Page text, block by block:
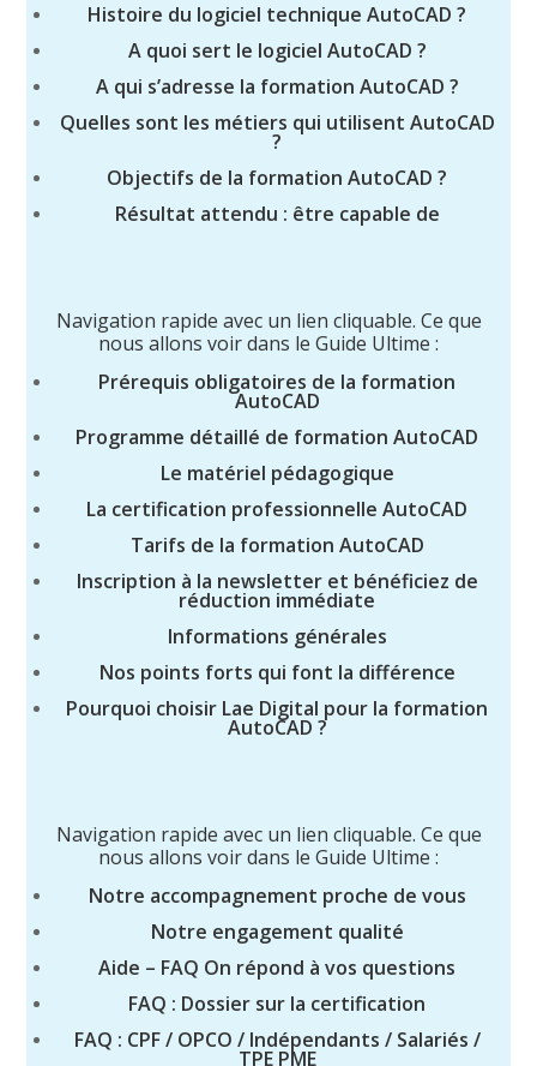
Histoire du logiciel technique AutoCAD ?
A quoi sert le logiciel AutoCAD ?
A qui s’adresse la formation AutoCAD ?
Quelles sont les métiers qui utilisent AutoCAD
?
Objectifs de la formation AutoCAD ?
Résultat attendu : être capable de
Navigation rapide avec un lien cliquable. Ce que
nous allons voir dans le Guide Ultime :
Prérequis obligatoires de la formation
AutoCAD
Programme détaillé de formation AutoCAD
Le matériel pédagogique
La certification professionnelle AutoCAD
Tarifs de la formation AutoCAD
Inscription à la newsletter et bénéficiez de
réduction immédiate
Informations générales
Nos points forts qui font la différence
Pourquoi choisir Lae Digital pour la formation
AutoCAD ?
Navigation rapide avec un lien cliquable. Ce que
nous allons voir dans le Guide Ultime :
Notre accompagnement proche de vous
Notre engagement qualité
Aide – FAQ On répond à vos questions
FAQ : Dossier sur la certification
FAQ : CPF / OPCO / Indépendants / Salariés /
TPE PME